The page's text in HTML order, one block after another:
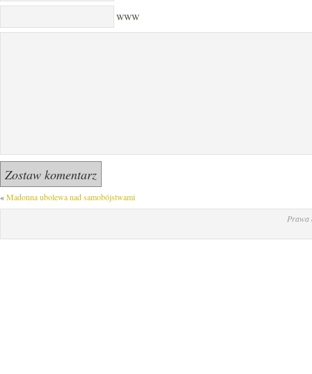
WWW
«Madonna ubolewa nad samobójstwami